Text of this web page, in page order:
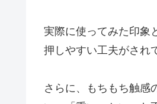
実際に使ってみた印象
押しやすい工夫がされ
さらに、もちもち触感